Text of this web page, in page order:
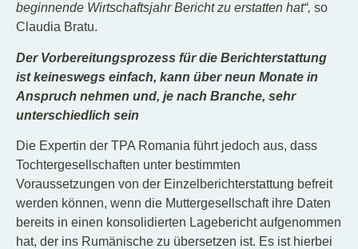
beginnende Wirtschaftsjahr Bericht zu erstatten hat“, so
Claudia Bratu.
Der Vorbereitungsprozess für die Berichterstattung
ist keineswegs einfach, kann über neun Monate in
Anspruch nehmen und, je nach Branche, sehr
unterschiedlich sein
Die Expertin der TPA Romania führt jedoch aus, dass
Tochtergesellschaften unter bestimmten
Voraussetzungen von der Einzelberichterstattung befreit
werden können, wenn die Muttergesellschaft ihre Daten
bereits in einen konsolidierten Lagebericht aufgenommen
hat, der ins Rumänische zu übersetzen ist. Es ist hierbei